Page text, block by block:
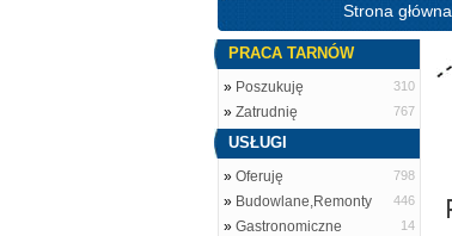
Strona główna
PRACA TARNÓW
» Poszukuję 310
» Zatrudnię 767
USŁUGI
» Oferuję 798
» Budowlane,Remonty 446
» Gastronomiczne 14